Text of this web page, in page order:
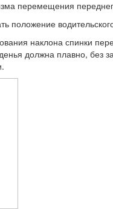
перемещения
положение
наклона спинки
должна плавно,